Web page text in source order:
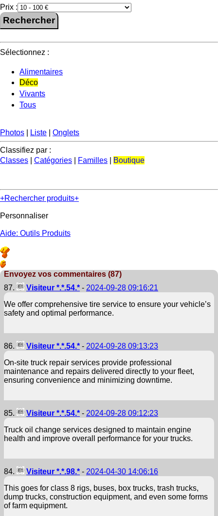
Prix :
Sélectionnez :
Alimentaires
Déco
Vivants
Tous
Photos Liste Onglets
Classifiez par :
Classes
Catégories Familles Boutique
+Rechercher produits+
Personnaliser
Aide: Outils Produits
Envoyez vos commentaires (87)
87.
Visiteur *.*.54.* - 2024-09-28 09:16:21
We offer comprehensive tire service to ensure your vehicle’s
safety and optimal performance.
86. Visiteur *.*.54.* - 2024-09-28 09:13:23
On-site truck repair services provide professional
maintenance and repairs delivered directly to your fleet,
ensuring convenience and minimizing downtime.
85. Visiteur *.*.54.* - 2024-09-28 09:12:23
Truck oil change services designed to maintain engine
health and improve overall performance for your trucks.
84. Visiteur *.*.98.* - 2024-04-30 14:06:16
This goes for class 8 rigs, buses, box trucks, trash trucks,
dump trucks, construction equipment, and even some forms
of farm equipment.